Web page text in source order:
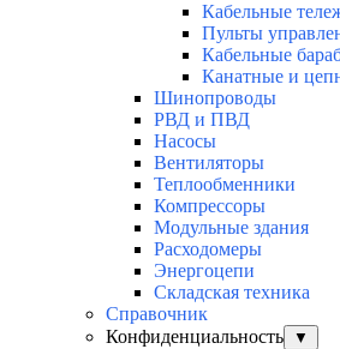
Кабельные
Пульты
Кабельные
Канатные и
Шинопроводы
РВД и ПВД
Насосы
Вентиляторы
Теплообменники
Компрессоры
Модульные здания
Расходомеры
Энергоцепи
Складская техника
Справочник
Конфиденциальность
▼